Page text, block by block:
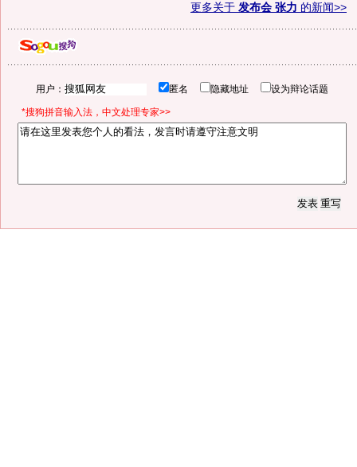
更多关于 发布会 张力 的新闻>>
用户： 匿名 隐藏地址 设为辩论话题
*搜狗拼音输入法，中文处理专家>>